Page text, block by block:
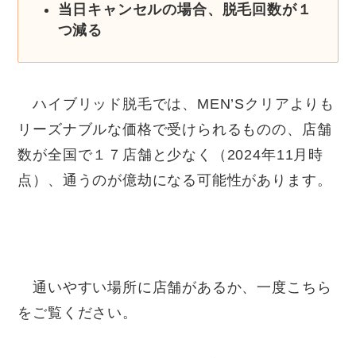
当日キャンセルの場合、脱毛回数が１
つ減る
ハイブリッド脱毛では、MEN’Sクリアよりも
リーズナブルな価格で受けられるものの、店舗
数が全国で１７店舗と少なく（2024年11月時
点）、通うのが億劫になる可能性があります。
通いやすい場所に店舗があるか、一度こちら
をご覧ください。